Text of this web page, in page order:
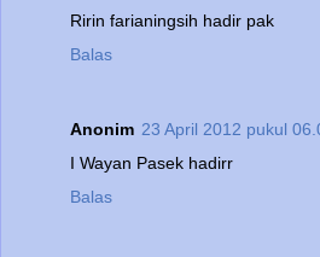
Ririn farianingsih hadir pak
Balas
Anonim 23 April 2012 pukul
I Wayan Pasek hadirr
Balas